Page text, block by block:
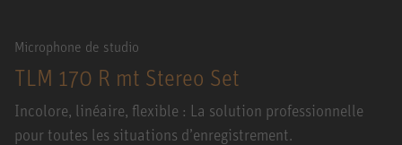
Microphone de studio
TLM 170 R mt Stereo Set
Incolore, linéaire, flexible : La solution professionnelle
pour toutes les situations d’enregistrement.